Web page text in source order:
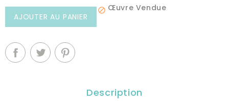
AJOUTER AU PANIER
 Œuvre Vendue
Description